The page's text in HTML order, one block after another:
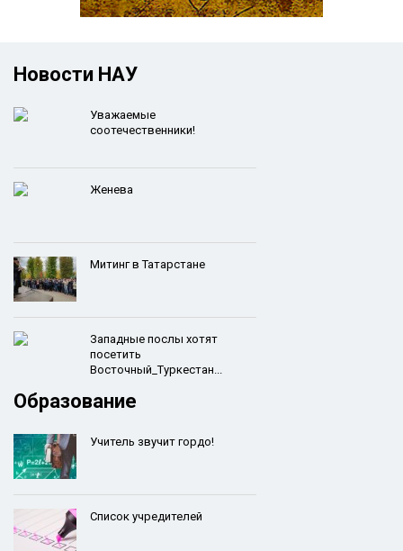
Новости НАУ
Уважаемые
соотечественники!
Женева
Митинг в Татарстане
Западные послы хотят
посетить
Восточный_Туркестан...
Образование
Учитель звучит гордо!
Список учредителей